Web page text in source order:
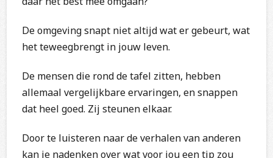
De omgeving snapt niet altijd wat er gebeurt, wat
het teweegbrengt in jouw leven.
De mensen die rond de tafel zitten, hebben
allemaal vergelijkbare ervaringen, en snappen
dat heel goed. Zij steunen elkaar.
Door te luisteren naar de verhalen van anderen
kan je nadenken over wat voor jou een tip zou